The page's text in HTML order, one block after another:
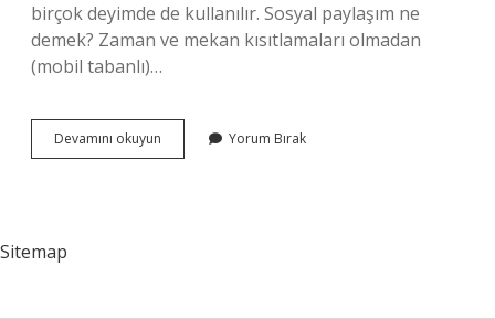
birçok deyimde de kullanılır. Sosyal paylaşım ne
demek? Zaman ve mekan kısıtlamaları olmadan
(mobil tabanlı)…
Devamını okuyun Paylaşımcılık
Ne
Yorum Bırak
Sitemap